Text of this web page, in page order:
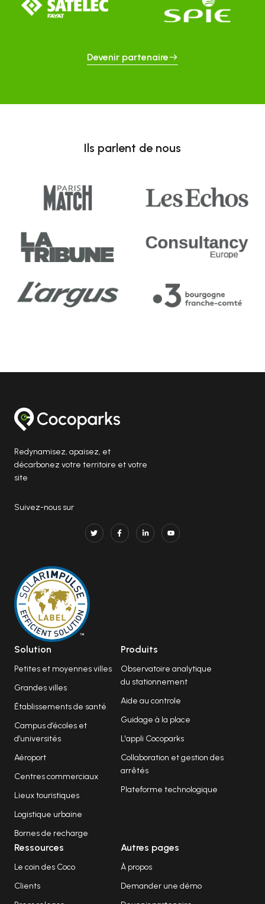
Devenir partenaire
Ils parlent de nous
Redynamisez, apaisez, et
décarbonez votre territoire et votre
site
Suivez-nous sur
Solution
Petites et moyennes villes
Grandes villes
Établissements de santé
Campus d’écoles et
d’universités
Aéroport
Centres commerciaux
Lieux touristiques
Logistique urbaine
Bornes de recharge
Produits
Observatoire analytique
du stationnement
Aide au controle
Guidage à la place
L'appli Cocoparks
Collaboration et gestion des
arrêtés
Plateforme technologique
Ressources
Le coin des Coco
Clients
Autres pages
À propos
Demander une démo